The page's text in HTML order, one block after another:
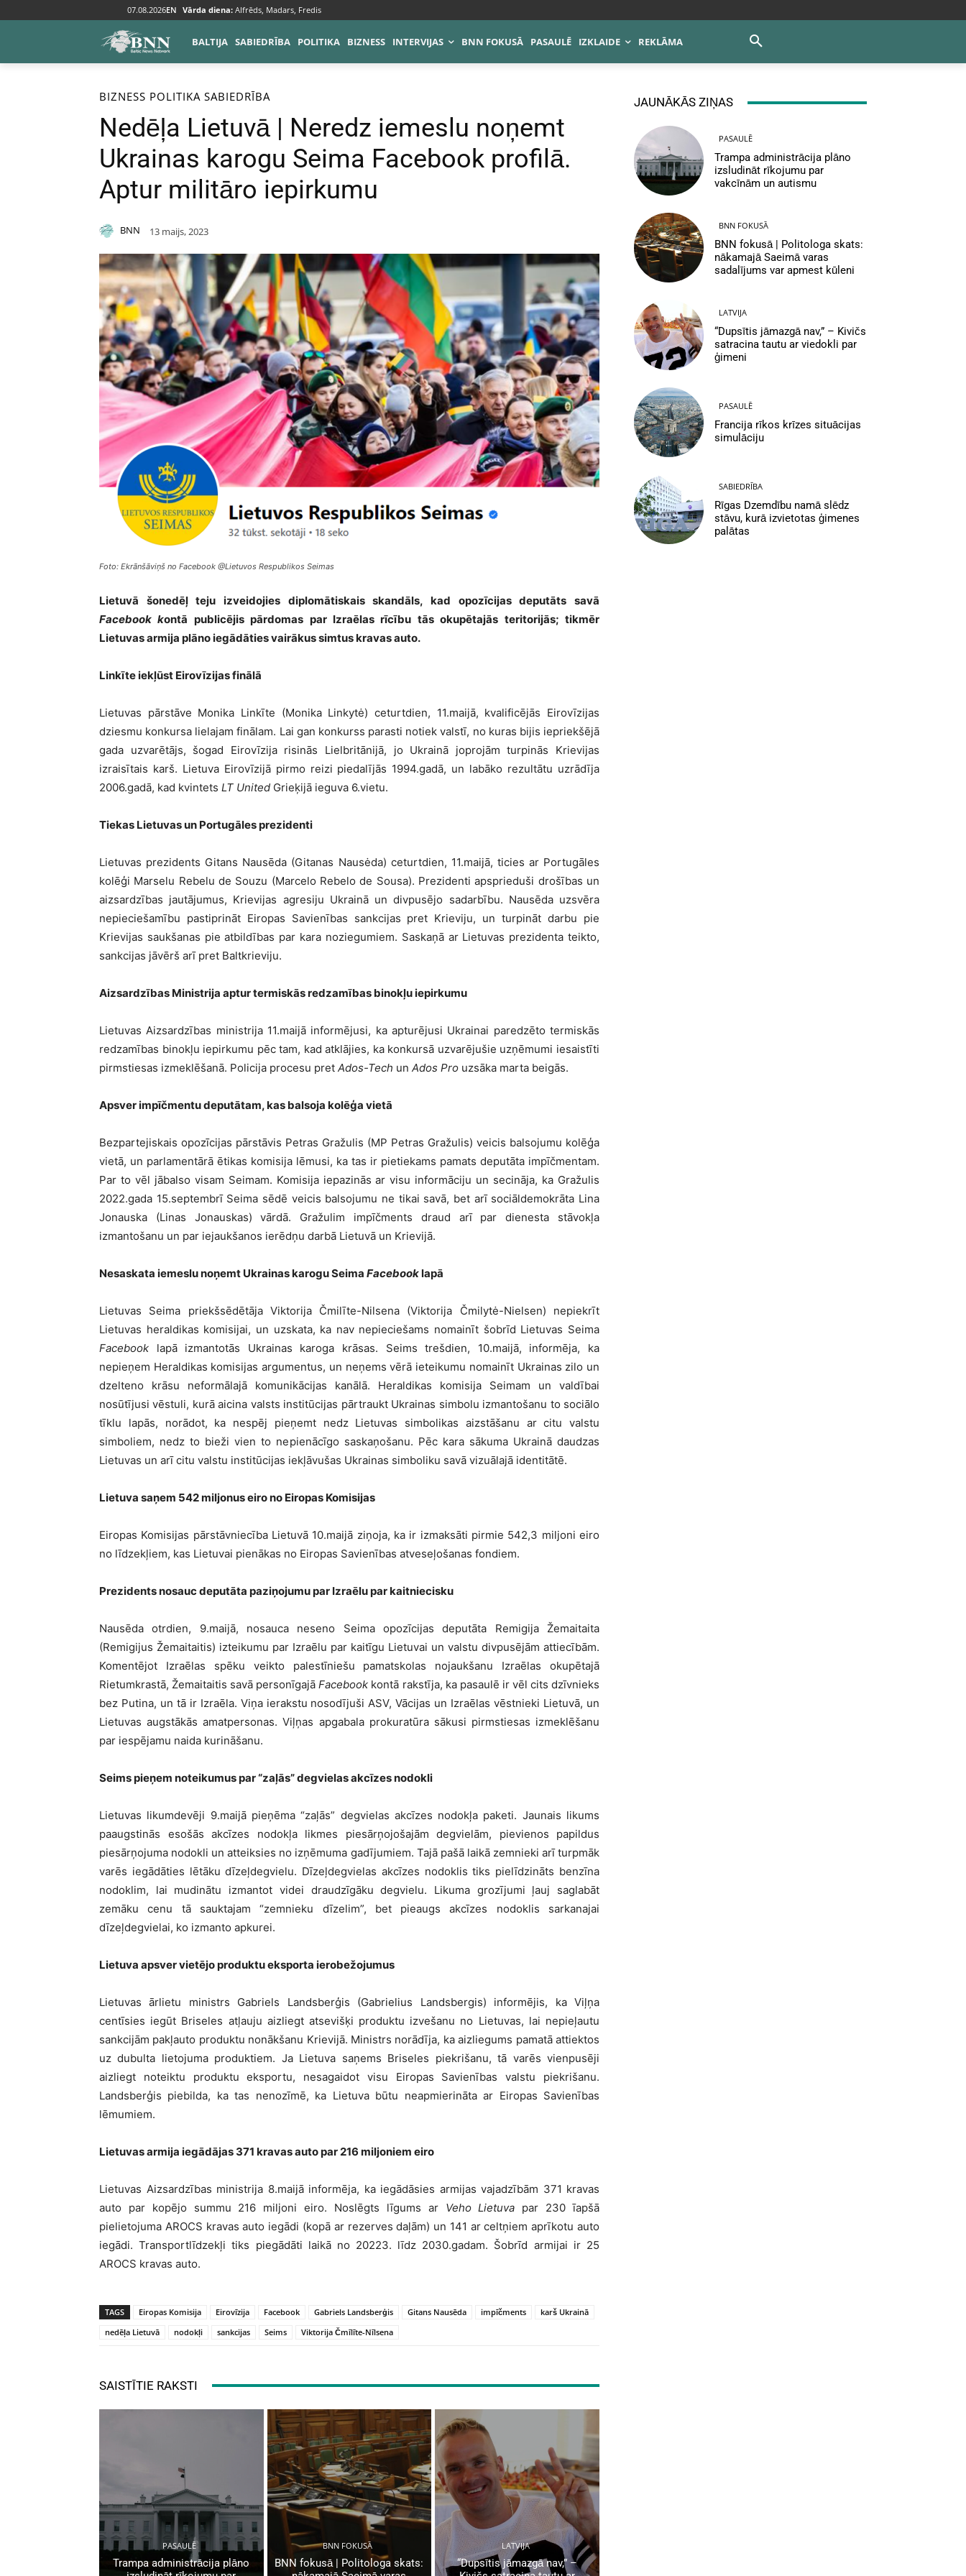
07.08.2026EN Vārda diena: Alfrēds, Madars, Fredis
BALTIJA SABIEDRĪBA POLITIKA BIZNESS INTERVIJAS BNN FOKUSĀ PASAULĒ IZKLAIDE REKLĀMA
Sākums Bizness
BIZNESS POLITIKA SABIEDRĪBA
Nedēļa Lietuvā | Neredz iemeslu noņemt
Ukrainas karogu Seima Facebook profilā.
Aptur militāro iepirkumu
BNN 13 maijs, 2023
Foto: Ekrānšāviņš no Facebook @Lietuvos Respublikos Seimas
Lietuvā šonedēļ teju izveidojies diplomātiskais skandāls, kad opozīcijas deputāts savā
Facebook kontā publicējis pārdomas par Izraēlas rīcību tās okupētajās teritorijās; tikmēr
Lietuvas armija plāno iegādāties vairākus simtus kravas auto.
Linkīte iekļūst Eirovīzijas finālā
Lietuvas pārstāve Monika Linkīte (Monika Linkytė) ceturtdien, 11.maijā, kvalificējās Eirovīzijas
dziesmu konkursa lielajam finālam. Lai gan konkurss parasti notiek valstī, no kuras bijis iepriekšējā
gada uzvarētājs, šogad Eirovīzija risinās Lielbritānijā, jo Ukrainā joprojām turpinās Krievijas
izraisītais karš. Lietuva Eirovīzijā pirmo reizi piedalījās 1994.gadā, un labāko rezultātu uzrādīja
2006.gadā, kad kvintets LT United Grieķijā ieguva 6.vietu.
Tiekas Lietuvas un Portugāles prezidenti
Lietuvas prezidents Gitans Nausēda (Gitanas Nausėda) ceturtdien, 11.maijā, ticies ar Portugāles
kolēģi Marselu Rebelu de Souzu (Marcelo Rebelo de Sousa). Prezidenti apsprieduši drošības un
aizsardzības jautājumus, Krievijas agresiju Ukrainā un divpusējo sadarbību. Nausēda uzsvēra
nepieciešamību pastiprināt Eiropas Savienības sankcijas pret Krieviju, un turpināt darbu pie
Krievijas saukšanas pie atbildības par kara noziegumiem. Saskaņā ar Lietuvas prezidenta teikto,
sankcijas jāvērš arī pret Baltkrieviju.
Aizsardzības Ministrija aptur termiskās redzamības binokļu iepirkumu
Lietuvas Aizsardzības ministrija 11.maijā informējusi, ka apturējusi Ukrainai paredzēto termiskās
redzamības binokļu iepirkumu pēc tam, kad atklājies, ka konkursā uzvarējušie uzņēmumi iesaistīti
pirmstiesas izmeklēšanā. Policija procesu pret Ados-Tech un Ados Pro uzsāka marta beigās.
Apsver impīčmentu deputātam, kas balsoja kolēģa vietā
Bezpartejiskais opozīcijas pārstāvis Petras Gražulis (MP Petras Gražulis) veicis balsojumu kolēģa
vietā, un parlamentārā ētikas komisija lēmusi, ka tas ir pietiekams pamats deputāta impīčmentam.
Par to vēl jābalso visam Seimam. Komisija iepazinās ar visu informāciju un secināja, ka Gražulis
2022.gada 15.septembrī Seima sēdē veicis balsojumu ne tikai savā, bet arī sociāldemokrāta Lina
Jonauska (Linas Jonauskas) vārdā. Gražulim impīčments draud arī par dienesta stāvokļa
izmantošanu un par iejaukšanos ierēdņu darbā Lietuvā un Krievijā.
Nesaskata iemeslu noņemt Ukrainas karogu Seima Facebooklapā
Lietuvas Seima priekšsēdētāja Viktorija Čmilīte-Nilsena (Viktorija Čmilytė-Nielsen) nepiekrīt
Lietuvas heraldikas komisijai, un uzskata, ka nav nepieciešams nomainīt šobrīd Lietuvas Seima
Facebook lapā izmantotās Ukrainas karoga krāsas. Seims trešdien, 10.maijā, informēja, ka
nepieņem Heraldikas komisijas argumentus, un neņems vērā ieteikumu nomainīt Ukrainas zilo un
dzelteno krāsu neformālajā komunikācijas kanālā. Heraldikas komisija Seimam un valdībai
nosūtījusi vēstuli, kurā aicina valsts institūcijas pārtraukt Ukrainas simbolu izmantošanu to sociālo
tīklu lapās, norādot, ka nespēj pieņemt nedz Lietuvas simbolikas aizstāšanu ar citu valstu
simboliem, nedz to bieži vien to nepienācīgo saskaņošanu. Pēc kara sākuma Ukrainā daudzas
Lietuvas un arī citu valstu institūcijas iekļāvušas Ukrainas simboliku savā vizuālajā identitātē.
Lietuva saņem 542 miljonus eiro no Eiropas Komisijas
Eiropas Komisijas pārstāvniecība Lietuvā 10.maijā ziņoja, ka ir izmaksāti pirmie 542,3 miljoni eiro
no līdzekļiem, kas Lietuvai pienākas no Eiropas Savienības atveseļošanas fondiem.
Prezidents nosauc deputāta paziņojumu par Izraēlu par kaitniecisku
Nausēda otrdien, 9.maijā, nosauca neseno Seima opozīcijas deputāta Remigija Žemaitaita
(Remigijus Žemaitaitis) izteikumu par Izraēlu par kaitīgu Lietuvai un valstu divpusējām attiecībām.
Komentējot Izraēlas spēku veikto palestīniešu pamatskolas nojaukšanu Izraēlas okupētajā
Rietumkrastā, Žemaitaitis savā personīgajāFacebook kontā rakstīja, ka pasaulē ir vēl cits dzīvnieks
bez Putina, un tā ir Izraēla. Viņa ierakstu nosodījuši ASV, Vācijas un Izraēlas vēstnieki Lietuvā, un
Lietuvas augstākās amatpersonas. Viļņas apgabala prokuratūra sākusi pirmstiesas izmeklēšanu
par iespējamu naida kurināšanu.
Seims pieņem noteikumus par “zaļās” degvielas akcīzes nodokli
Lietuvas likumdevēji 9.maijā pieņēma “zaļās” degvielas akcīzes nodokļa paketi. Jaunais likums
paaugstinās esošās akcīzes nodokļa likmes piesārņojošajām degvielām, pievienos papildus
piesārņojuma nodokli un atteiksies no izņēmuma gadījumiem. Tajā pašā laikā zemnieki arī turpmāk
varēs iegādāties lētāku dīzeļdegvielu. Dīzeļdegvielas akcīzes nodoklis tiks pielīdzināts benzīna
nodoklim, lai mudinātu izmantot videi draudzīgāku degvielu. Likuma grozījumi ļauj saglabāt
zemāku cenu tā sauktajam “zemnieku dīzelim”, bet pieaugs akcīzes nodoklis sarkanajai
dīzeļdegvielai, ko izmanto apkurei.
Lietuva apsver vietējo produktu eksporta ierobežojumus
Lietuvas ārlietu ministrs Gabriels Landsberģis (Gabrielius Landsbergis) informējis, ka Viļņa
centīsies iegūt Briseles atļauju aizliegt atsevišķi produktu izvešanu no Lietuvas, lai nepieļautu
sankcijām pakļauto produktu nonākšanu Krievijā. Ministrs norādīja, ka aizliegums pamatā attiektos
uz dubulta lietojuma produktiem. Ja Lietuva saņems Briseles piekrišanu, tā varēs vienpusēji
aizliegt noteiktu produktu eksportu, nesagaidot visu Eiropas Savienības valstu piekrišanu.
Landsberģis piebilda, ka tas nenozīmē, ka Lietuva būtu neapmierināta ar Eiropas Savienības
lēmumiem.
Lietuvas armija iegādājas 371 kravas auto par 216 miljoniem eiro
Lietuvas Aizsardzības ministrija 8.maijā informēja, ka iegādāsies armijas vajadzībām 371 kravas
auto par kopējo summu 216 miljoni eiro. Noslēgts līgums ar Veho Lietuva par 230 īapšā
pielietojuma AROCS kravas auto iegādi (kopā ar rezerves daļām) un 141 ar celtņiem aprīkotu auto
iegādi. Transportlīdzekļi tiks piegādāti laikā no 20223. līdz 2030.gadam. Šobrīd armijai ir 25
AROCS kravas auto.
TAGS Eiropas Komisija Eirovīzija Facebook Gabriels Landsberģis Gitans Nausēda impīčments
karš Ukrainā
nedēļa Lietuvā
nodokļi sankcijas Seims Viktorija Čmīlīte-Nīlsena
SAISTĪTIE RAKSTI
PASAULĒ
Trampa administrācija plāno
BNN FOKUSĀ
BNN fokusā | Politologa skats:
LATVIJA
“Dupsītis jāmazgā nav,” –
JAUNĀKĀS ZIŅAS
PASAULĒ
Trampa administrācija plāno
izsludināt rīkojumu par
vakcīnām un autismu
BNN FOKUSĀ
BNN fokusā | Politologa skats:
nākamajā Saeimā varas
sadalījums var apmest kūleni
LATVIJA
“Dupsītis jāmazgā nav,” – Kivičs
satracina tautu ar viedokli par
ģimeni
PASAULĒ
Francija rīkos krīzes situācijas
simulāciju
SABIEDRĪBA
Rīgas Dzemdību namā slēdz
stāvu, kurā izvietotas ģimenes
palātas